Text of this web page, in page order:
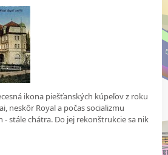
ikona piešťanských kúpeľov z roku
neskôr Royal a počas socializmu
- stále chátra. Do jej rekonštrukcie sa nik